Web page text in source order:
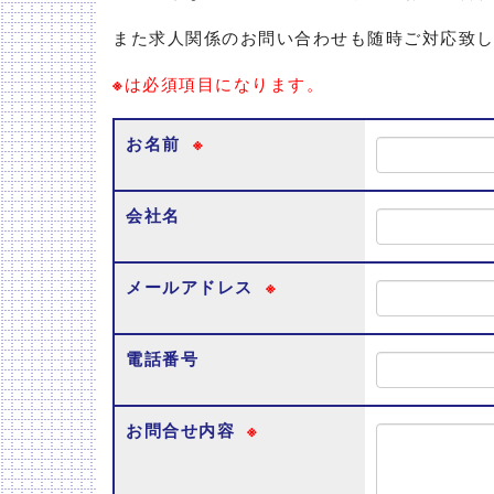
また求人関係のお問い合わせも随時ご対応致
※は必須項目になります。
お名前 ※
会社名
メールアドレス ※
電話番号
お問合せ内容 ※